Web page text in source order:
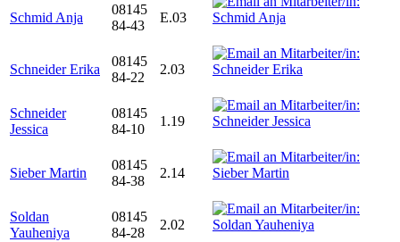
Schmid Anja
08145
84-43
E.03
Schneider Erika
08145
84-22
2.03
Schneider
Jessica
08145
84-10
1.19
Sieber Martin
08145
84-38
2.14
Soldan
Yauheniya
08145
84-28
2.02